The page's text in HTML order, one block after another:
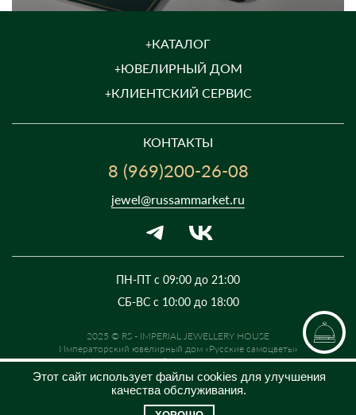
КАТАЛОГ
ЮВЕЛИРНЫЙ ДОМ
КЛИЕНТСКИЙ СЕРВИС
КОНТАКТЫ
8 (969)200-26-08
ПН-ПТ с 09:00 до 21:00
СБ-ВС с 10:00 до 18:00
jewel@russammarket.ru
2025 © RS - IMPERIAL JEWELLERY HOUSE
Императорский ювелирный дом «Русские самоцветы»
Предложение не является публичной офертой. Цены на сайте и в
розничной сети могут отличаться. Информация на сайте о товаре носит
рекламный характер и расценивается как приглашение делать
оферты на основании п.1 ст. 437 Гражданского кодекса РФ.
Этот сайт использует файлы cookies для улучшения
качества обслуживания.